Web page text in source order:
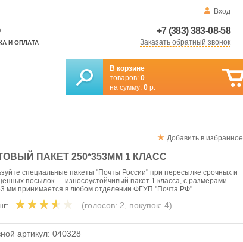
Вход
+7 (383) 383-08-58
Заказать обратный звонок
И ОПЛАТА
В корзине
товаров: 0
на сумму: 0 р.
Добавить в избранное
ПАКЕТ 250*353ММ 1 КЛАСС
специальные пакеты "Почты России" при пересылке срочных и
посылок — износоустойчивый пакет 1 класса, с размерами
мм принимается в любом отделении ФГУП "Почта РФ"
(голосов: 2, покупок: 4)
артикул: 040328